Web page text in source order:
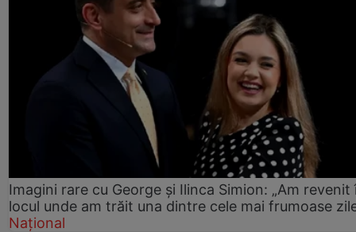
Imagini rare cu George și Ilinca Simion: „Am revenit
locul unde am trăit una dintre cele mai frumoase
Național